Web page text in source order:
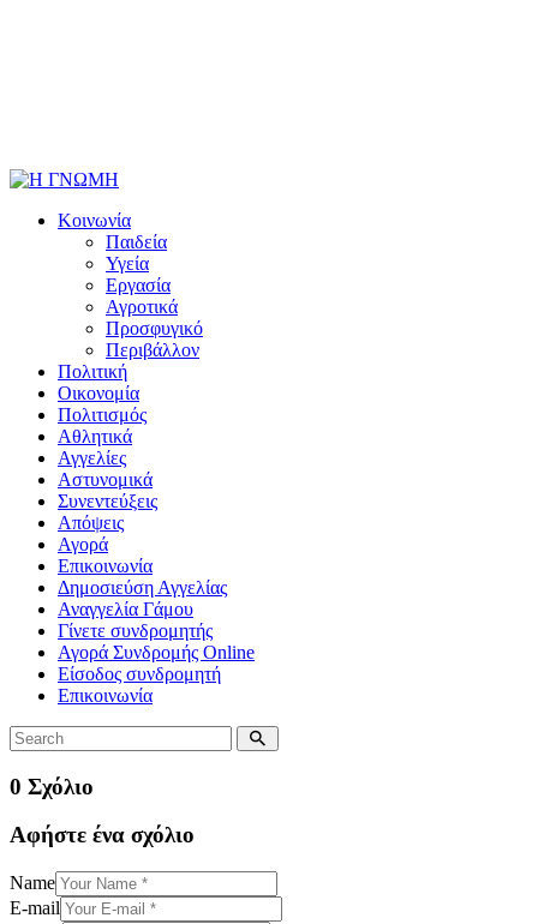
Κοινωνία
Παιδεία
Υγεία
Εργασία
Αγροτικά
Προσφυγικό
Περιβάλλον
Πολιτική
Οικονομία
Πολιτισμός
Αθλητικά
Αγγελίες
Αστυνομικά
Συνεντεύξεις
Απόψεις
Αγορά
Επικοινωνία
Δημοσιεύση Αγγελίας
Αναγγελία Γάμου
Γίνετε συνδρομητής
Αγορά Συνδρομής Online
Είσοδος συνδρομητή
Επικοινωνία
0 Σχόλιο
Αφήστε ένα σχόλιο
Name
E-mail